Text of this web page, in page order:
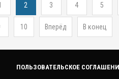
2 3 4 5
10 Вперёд В конец
ПОЛЬЗОВАТЕЛЬСКОЕ